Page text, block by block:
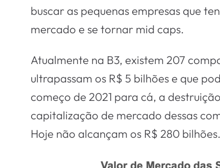
buscar as pequenas empresas que
mercado e se tornar mid caps.
Atualmente na B3, existem 207
ultrapassam os R$ 5 bilhões e que
começo de 2021 para cá, a
capitalização de mercado dessas
Hoje não alcançam os R$ 280 bilhões.